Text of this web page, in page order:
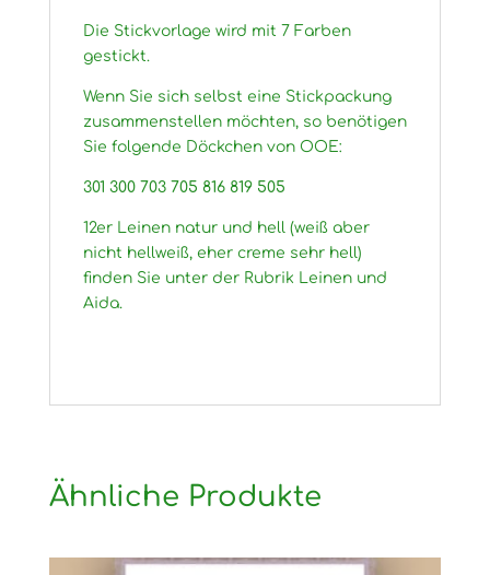
Die Stickvorlage wird mit 7 Farben
gestickt.
Wenn Sie sich selbst eine Stickpackung
zusammenstellen möchten, so benötigen
Sie folgende Döckchen von OOE:
301 300 703 705 816 819 505
12er Leinen natur und hell (weiß aber
nicht hellweiß, eher creme sehr hell)
finden Sie unter der Rubrik Leinen und
Aida.
Ähnliche Produkte